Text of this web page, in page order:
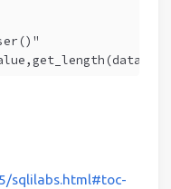
sqlilabs.html#toc-